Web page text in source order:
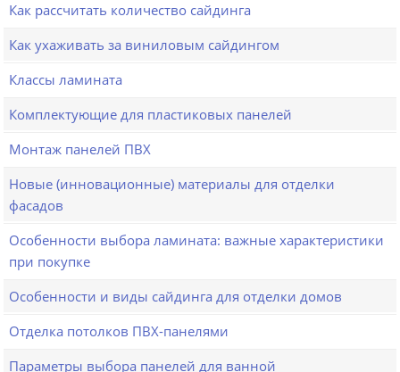
Как рассчитать количество сайдинга
Как ухаживать за виниловым сайдингом
Классы ламината
Комплектующие для пластиковых панелей
Монтаж панелей ПВХ
Новые (инновационные) материалы для отделки
фасадов
Особенности выбора ламината: важные характеристики
при покупке
Особенности и виды сайдинга для отделки домов
Отделка потолков ПВХ-панелями
Параметры выбора панелей для ванной